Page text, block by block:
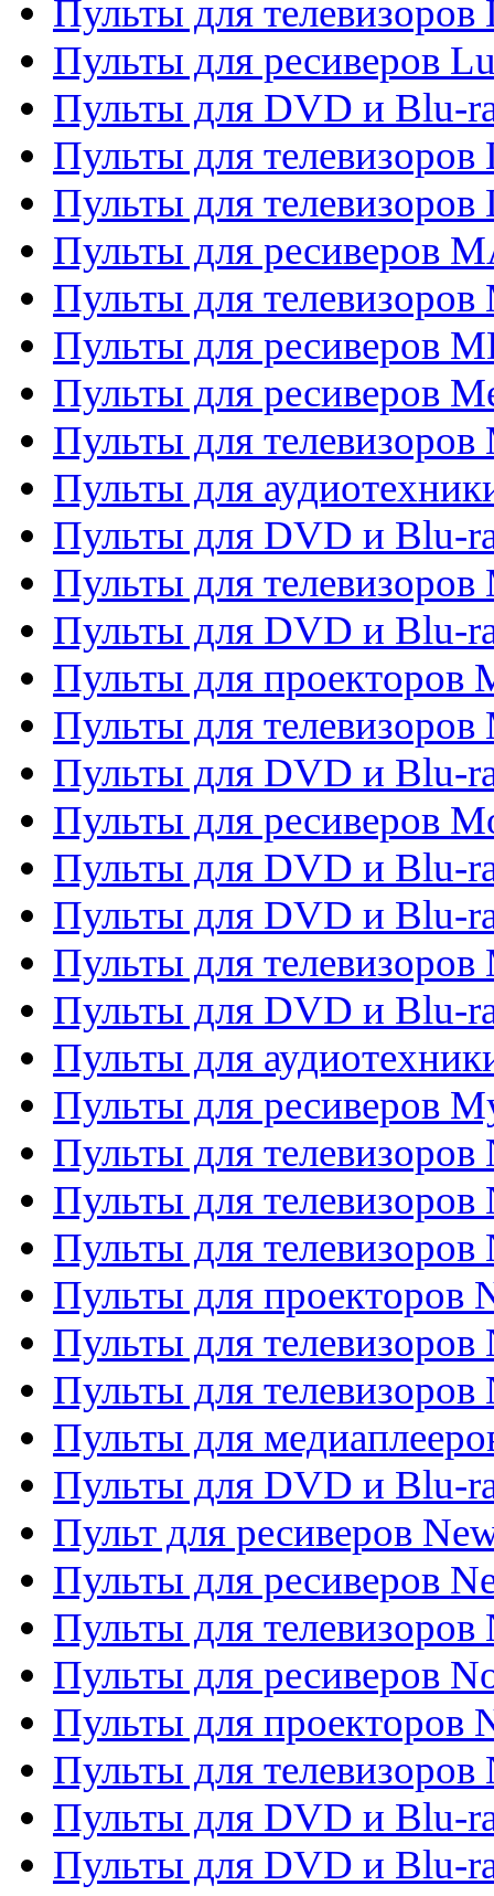
Пульты для
Пульты для ресиверов
Пульты для DVD и Blu-
Пульты для телевизоров
Пульты для телевизоров
Пульты для ресиверов
Пульты для телевизоров
Пульты для ресиверов
Пульты для ресиверов
Пульты для телевизоров
Пульты для
Пульты для DVD и Blu-
Пульты для
Пульты для DVD и Blu-
Пульты для проекторов
Пульты для
Пульты для DVD и Blu-
Пульты для ресиверов
Пульты для DVD и Blu-
Пульты для DVD и Blu-
Пульты для телевизоров
Пульты для DVD и Blu-
Пульты для
Пульты для ресиверов
Пульты для телевизоров
Пульты для телевизоров
Пульты для телевизоров
Пульты для проекторов
Пульты для телевизоров
Пульты для телевизоров
Пульты для
Пульты для DVD и Blu-
Пульт для ресиверов
Пульты для ресиверов
Пульты для телевизоров
Пульты для ресиверов
Пульты для проекторов
Пульты для телевизоров
Пульты для DVD и Blu-
Пульты для DVD и Blu-